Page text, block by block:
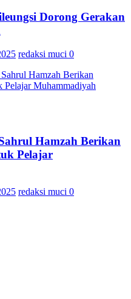
Dorong Gerakan
redaksi muci 0
Hamzah Berikan
Pelajar
redaksi muci 0